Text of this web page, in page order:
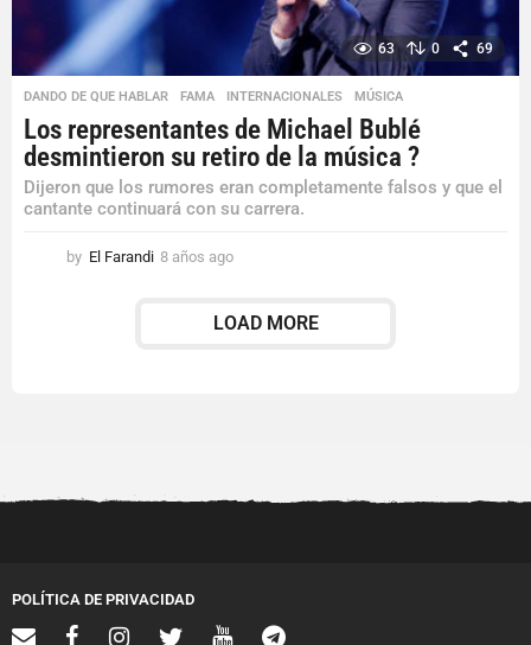
63 0 69
DANDO DE QUE HABLAR ,FAMA INTERNACIONALES ,MÚSICA
Los representantes de Michael Bublé
desmintieron su retiro de la música ?
Dijeron que los rumores eran completamente falsos y que el
cantante continuará con su carrera.
by El Farandi 8 años ago
o
LOAD MORE
POLÍTICA DE PRIVACIDAD